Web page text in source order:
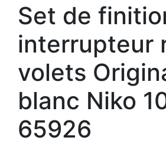
Set de
interrupteur
volets
blanc Niko
65926